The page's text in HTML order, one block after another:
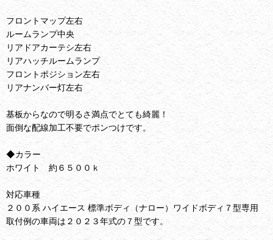
フロントマップ左右
ルームランプ中央
リアドアカーテシ左右
リアハッチルームランプ
フロントポジション左右
リアナンバー灯左右
基板からなので明るさ満点でとても綺麗！
面倒な配線加工不要でポンつけです。
◆カラー
ホワイト 約６５００ｋ
対応車種
２００系 ハイエース 標準ボディ（ナロー）ワイドボディ７型専用
取付例の車両は２０２３年式の７型です。